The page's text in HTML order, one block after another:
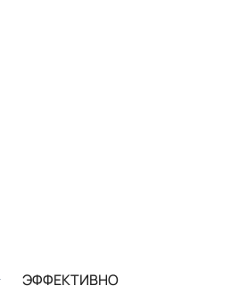
ЭФФЕКТИВНО